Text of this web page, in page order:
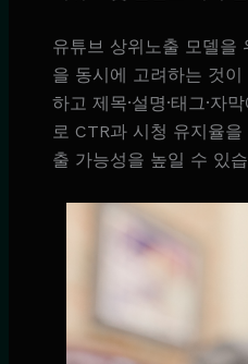
유튜브 상위노출 모델을
을 동시에 고려하는 것이
하고 제목·설명·태그·자
로 CTR과 시청 유지율
출 가능성을 높일 수 있